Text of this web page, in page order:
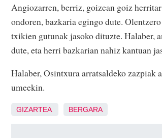
Angiozarren, berriz, goizean goiz
ondoren, bazkaria egingo dute.
txikien gutunak jasoko dituzte. Halaber,
dute, eta herri bazkarian nahiz kantuan
Halaber, Osintxura arratsaldeko
umeekin.
GIZARTEA BERGARA